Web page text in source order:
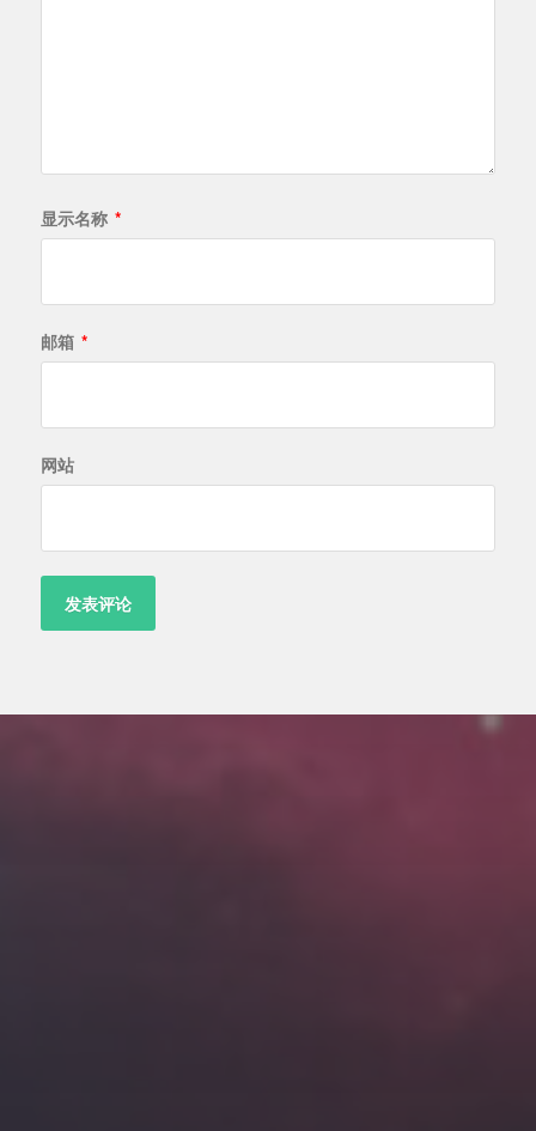
显示名称 *
邮箱 *
网站